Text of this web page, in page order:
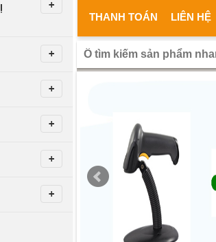
THANH TOÁN LIÊN HỆ